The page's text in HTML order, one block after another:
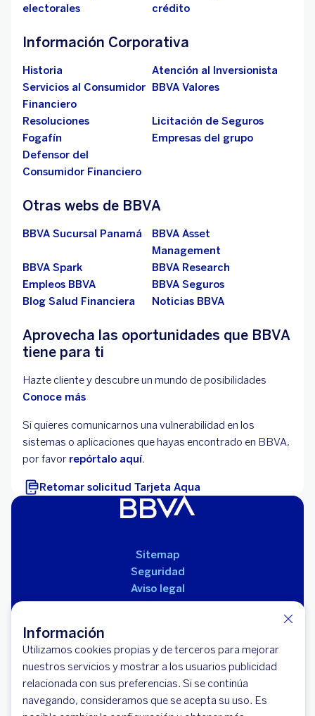
Información
Utilizamos cookies propias y de terceros para mejorar
nuestros servicios y mostrar a los usuarios publicidad
relacionada con sus preferencias. Si se continúa
navegando, consideramos que se acepta su uso. Es
electorales
crédito
Información Corporativa
Historia
Atención al Inversionista
Servicios al Consumidor
Financiero
BBVA Valores
Resoluciones
Licitación de Seguros
Fogafín
Empresas del grupo
Defensor del
Consumidor Financiero
Otras webs de BBVA
BBVA Sucursal Panamá
BBVA Asset
Management
BBVA Spark
BBVA Research
Empleos BBVA
BBVA Seguros
Blog Salud Financiera
Noticias BBVA
Aprovecha las oportunidades que BBVA
tiene para ti
Hazte cliente y descubre un mundo de posibilidades
Conoce más
Si quieres comunicarnos una vulnerabilidad en los
sistemas o aplicaciones que hayas encontrado en BBVA,
por favor repórtalo aquí.
Retomar solicitud Tarjeta Aqua
Sitemap
Seguridad
Aviso legal
Políticas